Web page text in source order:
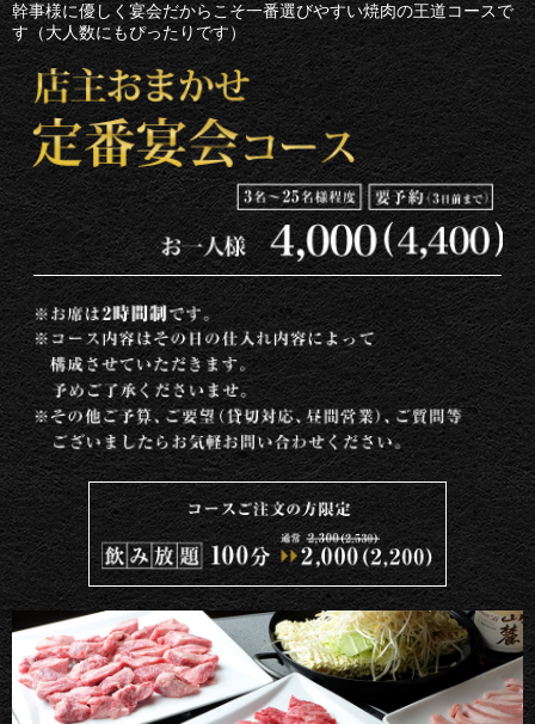
幹事様に優しく宴会だからこそ一番選びやすい焼肉の王道コースで
す（大人数にもぴったりです）